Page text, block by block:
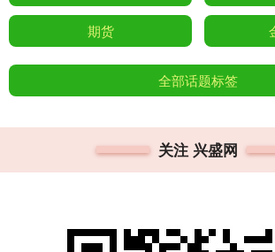
期货
全部话题标签
关注 兴盛网